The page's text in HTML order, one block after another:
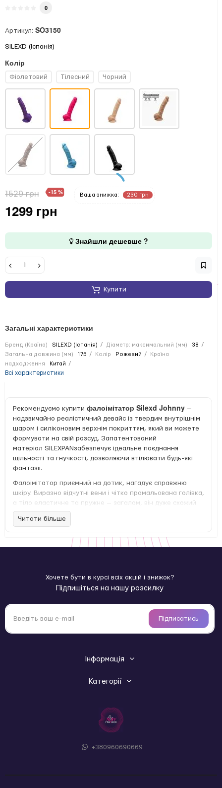
0
Артикул: SO3150
SILEXD (Іспанія)
Колір
Фіолетовий Тілесний Чорний
1529 грн -15 % Ваша знижка: 230 грн
1299 грн
Знайшли дешевше ?
Купити
Загальні характеристики
Бренд (Країна) SILEXD (Іспанія) Діаметр: максимальний (мм)
38
Загальна довжина (мм)
175 Колір Рожевий
Країна
надходження
Китай
Всі характеристики
Рекомендуємо купити фалоімітатор Silexd Johnny —
надзвичайно реалістичний девайс із твердим внутрішнім
шаром і силіконовим верхнім покриттям, який ви можете
формувати на свій розсуд. Запатентований
матеріал SILEXPANзабезпечує ідеальне поєднання
щільності та гнучкості, дозволяючи втілювати будь-які
фантазії.
Фалоімітатор приємний на дотик, нагадує справжню
шкіру. Виразно відчутні вени і чітко промальована голівка,
а тіло еластичне та пружне — загалом, він дуже схожий
на натуральний пеніс, але при цьому відкриває ширші
можливості для гри. Його можна стиснути, наприклад,
в іншому, після чого він швидко повернеться до
ігор і ласк.
Матеріал Silexpanє запатентованим і не має аналогів у
стає м’якшим і податливішим, при охолодженні —
використовувати мікрохвильову піч до 30 секунд або
охолоджувати необмежений час у холодильнику.
Загальна довжина: 175 мм
Читати більше
Хочете бути в курсі всіх акцій і знижок?
Підпишіться на нашу розсилку
Підписатись
Інформація
Категорії
+380960690669